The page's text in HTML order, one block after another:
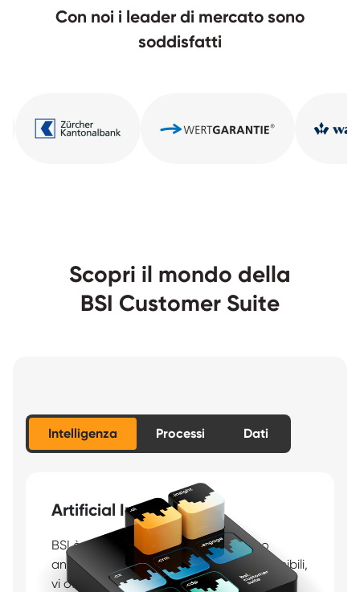
Con noi i leader di mercato sono
soddisfatti
Scopri il mondo della
BSI Customer Suite
Intelligenza Processi Dati
Artificial Intelligence
BSI è già arrivata dove gli altri stanno
andando. Con oltre 70 modelli IA disponibili,
vi offriamo la massima flessibilità e agenti